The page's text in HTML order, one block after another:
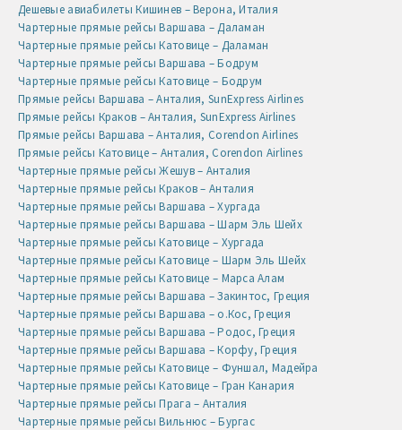
Дешевые авиабилеты Кишинев – Верона, Италия
Чартерные прямые рейсы Варшава – Даламан
Чартерные прямые рейсы Катовице – Даламан
Чартерные прямые рейсы Варшава – Бодрум
Чартерные прямые рейсы Катовице – Бодрум
Прямые рейсы Варшава – Анталия, SunExpress Airlines
Прямые рейсы Краков – Анталия, SunExpress Airlines
Прямые рейсы Варшава – Анталия, Corendon Airlines
Прямые рейсы Катовице – Анталия, Corendon Airlines
Чартерные прямые рейсы Жешув – Анталия
Чартерные прямые рейсы Краков – Анталия
Чартерные прямые рейсы Варшава – Хургада
Чартерные прямые рейсы Варшава – Шарм Эль Шейх
Чартерные прямые рейсы Катовице – Хургада
Чартерные прямые рейсы Катовице – Шарм Эль Шейх
Чартерные прямые рейсы Катовице – Марса Алам
Чартерные прямые рейсы Варшава – Закинтос, Греция
Чартерные прямые рейсы Варшава – о.Кос, Греция
Чартерные прямые рейсы Варшава – Родос, Греция
Чартерные прямые рейсы Варшава – Корфу, Греция
Чартерные прямые рейсы Катовице – Фуншал, Мадейра
Чартерные прямые рейсы Катовице – Гран Канария
Чартерные прямые рейсы Прага – Анталия
Чартерные прямые рейсы Вильнюс – Бургас